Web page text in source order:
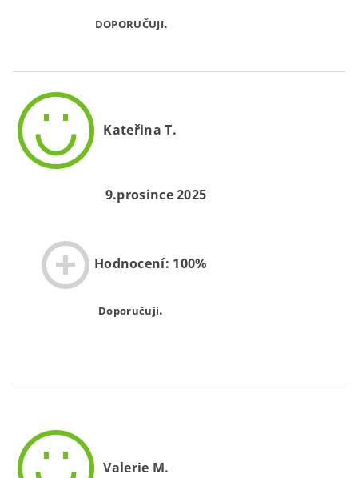
DOPORUČUJI.
Kateřina T.
9.prosince 2025
Hodnocení: 100%
Doporučuji.
Valerie M.